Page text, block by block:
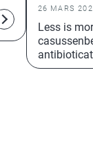
26 MARS
Less is